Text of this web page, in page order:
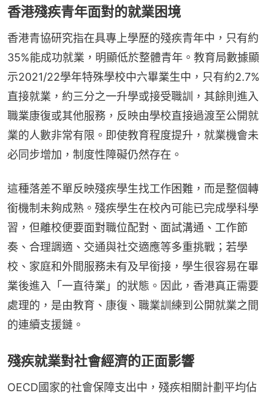
香港殘疾青年面對的就業困境
香港青協研究指在具專上學歷的殘疾青年中，只有約
35%能成功就業，明顯低於整體青年。教育局數據顯
示2021/22學年特殊學校中六畢業生中，只有約2.7%
直接就業，約三分之一升學或接受職訓，其餘則進入
職業康復或其他服務，反映由學校直接過渡至公開就
業的人數非常有限。即使教育程度提升，就業機會未
必同步增加，制度性障礙仍然存在。
這種落差不單反映殘疾學生找工作困難，而是整個轉
銜機制未夠成熟。殘疾學生在校內可能已完成學科學
習，但離校便要面對職位配對、面試溝通、工作節
奏、合理調適、交通與社交適應等多重挑戰；若學
校、家庭和外間服務未有及早銜接，學生很容易在畢
業後進入「一直待業」的狀態。因此，香港真正需要
處理的，是由教育、康復、職業訓練到公開就業之間
的連續支援鏈。
殘疾就業對社會經濟的正面影響
OECD國家的社會保障支出中，殘疾相關計劃平均佔